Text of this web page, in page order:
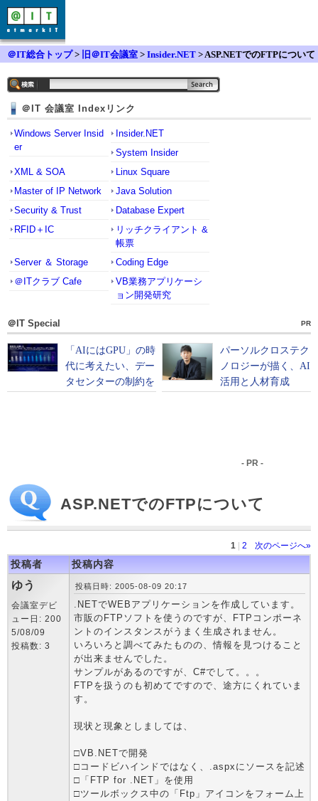
＠IT総合トップ> 旧＠IT会議室 > Insider.NET > ASP.NETでのFTPについて
＠IT 会議室 Indexリンク
Windows Server Insid
er
Insider.NET
System Insider
XML & SOA
Linux Square
Master of IP Network
Java Solution
Security & Trust
Database Expert
RFID＋IC
リッチクライアント &
帳票
Server ＆ Storage
Coding Edge
＠ITクラブ Cafe
VB業務アプリケーシ
ョン開発研究
＠IT Special PR
- PR -
ASP.NETでのFTPについて
1 2 次のページへ»
投稿者 投稿内容
ゆう
会議室デビ
ュー日: 200
5/08/09
投稿数: 3
投稿日時: 2005-08-09 20:17
.NETでWEBアプリケーションを作成しています。
市販のFTPソフトを使うのですが、FTPコンポーネ
ントのインスタンスがうまく生成されません。
いろいろと調べてみたものの、情報を見つけること
が出来ませんでした。
サンプルがあるのですが、C#でして。。。
FTPを扱うのも初めてですので、途方にくれていま
す。
現状と現象としましては、
□VB.NETで開発
□コードビハインドではなく、.aspxにソースを記述
□「FTP for .NET」を使用
□ツールボックス中の「Ftp」アイコンをフォーム上